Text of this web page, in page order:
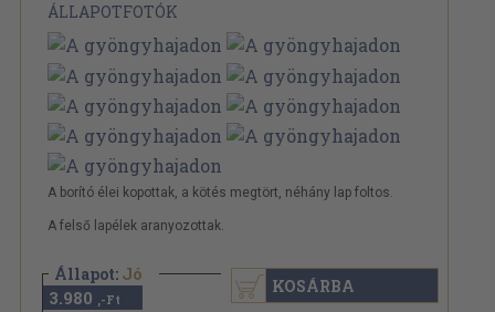
ÁLLAPOTFOTÓK
A borító élei kopottak, a kötés megtört, néhány lap foltos.
A felső lapélek aranyozottak.
Állapot: Jó
3.980 ,-Ft
KOSÁRBA